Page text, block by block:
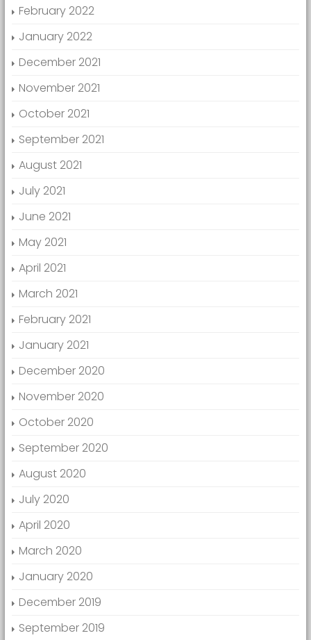
February 2022
January 2022
December 2021
November 2021
October 2021
September 2021
August 2021
July 2021
June 2021
May 2021
April 2021
March 2021
February 2021
January 2021
December 2020
November 2020
October 2020
September 2020
August 2020
July 2020
April 2020
March 2020
January 2020
December 2019
September 2019